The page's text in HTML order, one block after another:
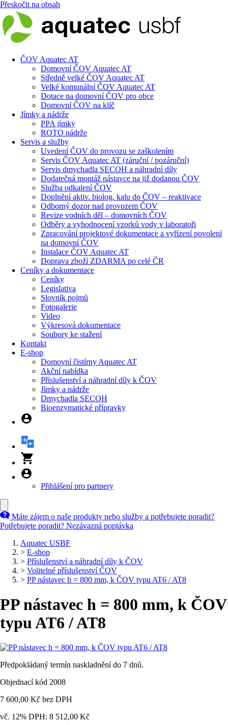
Přeskočit na obsah
ČOV Aquatec AT
Domovní ČOV Aquatec AT
Středně velké ČOV Aquatec AT
Velké komunální ČOV Aquatec AT
Dotace na domovní ČOV pro obce
Domovní ČOV na klíč
Jímky a nádrže
PPA jímky
ROTO nádrže
Servis a služby
Uvedení ČOV do provozu se zaškolením
Servis ČOV Aquatec AT (záruční / pozáruční)
Servis dmychadla SECOH a náhradní díly
Dodatečná montáž nástavce na již dodanou ČOV
Služba odkalení ČOV
Doplnění aktiv. biolog. kalu do ČOV – reaktivace
Odborný dozor nad provozem ČOV
Revize vodních děl – domovních ČOV
Odběry a vyhodnocení vzorků vody v laboratoři
Zpracování projektové dokumentace a vyřízení povolení
na domovní ČOV
Instalace ČOV Aquatec AT
Doprava zboží ZDARMA po celé ČR
Ceníky a dokumentace
Ceníky
Legislativa
Slovník pojmů
Fotogalerie
Video
Výkresová dokumentace
Soubory ke stažení
Kontakt
E-shop
Domovní čistírny Aquatec AT
Akční nabídka
Příslušenství a náhradní díly k ČOV
Jímky a nádrže
Dmychadla SECOH
Bioenzymatické přípravky
Přihlášení pro partnery
Máte zájem o naše produkty nebo služby a potřebujete poradit?
Potřebujete poradit? Nezávazná poptávka
Aquatec USBF
> E-shop
> Příslušenství a náhradní díly k ČOV
> Volitelné příslušenství ČOV
> PP nástavec h = 800 mm, k ČOV typu AT6 / AT8
PP nástavec h = 800 mm, k ČOV
typu AT6 / AT8
Předpokládaný termín naskladnění do 7 dnů.
Objednací kód 2008
7 600,00 Kč bez DPH
vč. 12% DPH: 8 512,00 Kč